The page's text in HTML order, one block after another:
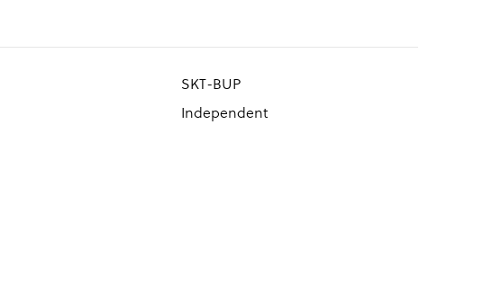
SKT-BUP
Independent